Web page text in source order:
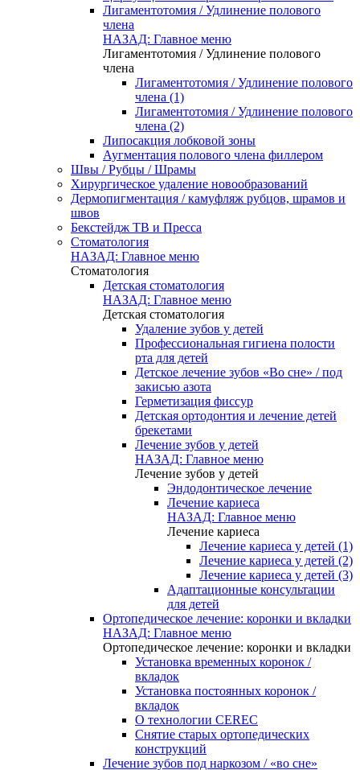
Лигаментотомия / Удлинение полового
члена
НАЗАД: Главное меню
Лигаментотомия / Удлинение полового
члена
Лигаментотомия / Удлинение полового
члена (1)
Лигаментотомия / Удлинение полового
члена (2)
Липосакция лобковой зоны
Аугментация полового члена филлером
Швы / Рубцы / Шрамы
Хирургическое удаление новообразований
Дермопигментация / камуфляж рубцов, шрамов и
швов
Бекстейдж ТВ и Пресса
Стоматология
НАЗАД: Главное меню
Стоматология
Детская стоматология
НАЗАД: Главное меню
Детская стоматология
Удаление зубов у детей
Профессиональная гигиена полости
рта для детей
Детское лечение зубов «Во сне» / под
закисью азота
Герметизация фиссур
Детская ортодонтия и лечение детей
брекетами
Лечение зубов у детей
НАЗАД: Главное меню
Лечение зубов у детей
Эндодонтическое лечение
Лечение кариеса
НАЗАД: Главное меню
Лечение кариеса
Лечение кариеса у детей (1)
Лечение кариеса у детей (2)
Лечение кариеса у детей (3)
Адаптационные консультации
для детей
Ортопедическое лечение: коронки и вкладки
НАЗАД: Главное меню
Ортопедическое лечение: коронки и вкладки
Установка временных коронок /
вкладок
Установка постоянных коронок /
вкладок
О технологии CEREC
Снятие старых ортопедических
конструкций
Лечение зубов под наркозом / «во сне»